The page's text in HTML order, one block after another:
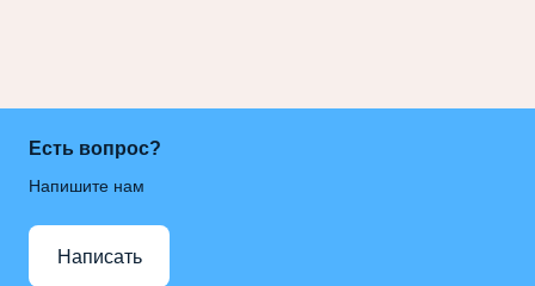
Есть вопрос?
Напишите нам
Написать